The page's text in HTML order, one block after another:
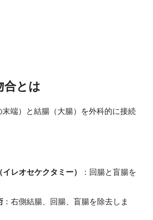
合とは
末端）と結腸（大腸）を外科的に接続
レオセケクタミー）
：回腸と盲腸を
：右側結腸、回腸、盲腸を除去しま